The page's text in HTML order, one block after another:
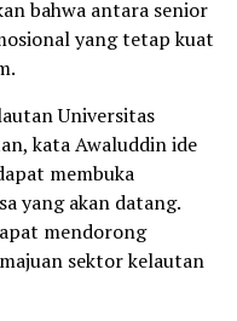
bahwa antara senior
yang tetap kuat
Universitas
kata Awaluddin ide
membuka
yang akan datang.
mendorong
sektor kelautan